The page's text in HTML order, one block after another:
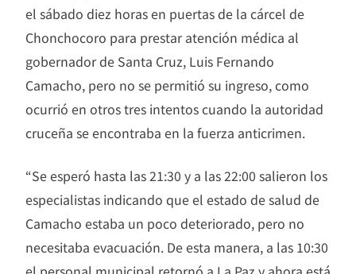
el sábado diez horas en puertas de la cárcel de
Chonchocoro para prestar atención médica al
gobernador de Santa Cruz, Luis Fernando
Camacho, pero no se permitió su ingreso, como
ocurrió en otros tres intentos cuando la autoridad
cruceña se encontraba en la fuerza anticrimen.
“Se esperó hasta las 21:30 y a las 22:00 salieron los
especialistas indicando que el estado de salud de
Camacho estaba un poco deteriorado, pero no
necesitaba evacuación. De esta manera, a las 10:30